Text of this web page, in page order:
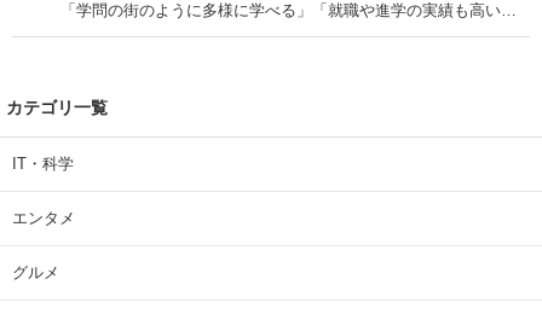
「学問の街のように多様に学べる」「就職や進学の実績も高い」
| 大学 ねとらぼリサーチ
カテゴリ一覧
IT・科学
エンタメ
グルメ